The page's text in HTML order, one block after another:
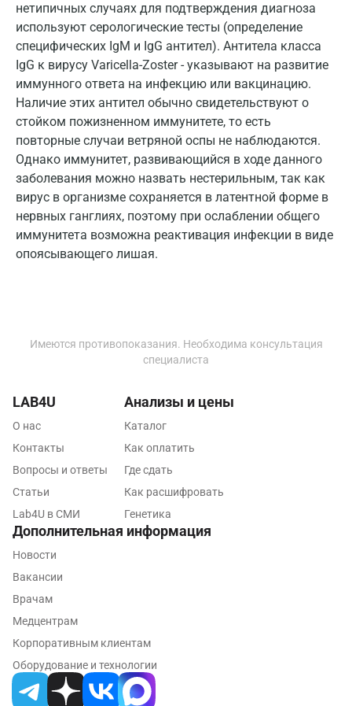
нетипичных случаях для подтверждения диагноза
используют серологические тесты (определение
специфических IgM и IgG антител). Антитела класса
IgG к вирусу Varicella-Zoster - указывают на развитие
иммунного ответа на инфекцию или вакцинацию.
Наличие этих антител обычно свидетельствуют о
стойком пожизненном иммунитете, то есть
повторные случаи ветряной оспы не наблюдаются.
Однако иммунитет, развивающийся в ходе данного
заболевания можно назвать нестерильным, так как
вирус в организме сохраняется в латентной форме в
нервных ганглиях, поэтому при ослаблении общего
иммунитета возможна реактивация инфекции в виде
опоясывающего лишая.
Истра
Йошкар-Ола
Калининград
Калуга
Кемерово
Ковров
Коломна
Кострома
Краснодар
Курск
Липецк
Люберцы
Мурманск
Набережные Челны
Имеются противопоказания. Необходима консультация
специалиста
LAB4U
О нас
Контакты
Вопросы и ответы
Статьи
Lab4U в СМИ
Анализы и цены
Каталог
Как оплатить
Где сдать
Как расшифровать
Генетика
Дополнительная информация
Новости
Вакансии
Врачам
Медцентрам
Корпоративным клиентам
Оборудование и технологии